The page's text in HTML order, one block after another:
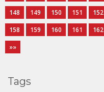
148
149 150 151 152
158
159 160 161 162
»»
Tags